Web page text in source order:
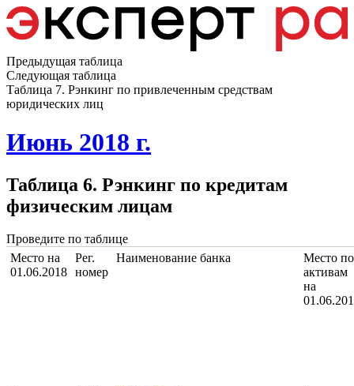
Предыдущая таблица
Следующая таблица
Таблица 7. Рэнкинг по привлеченным средствам
юридических лиц
Июнь 2018 г.
Таблица 6. Рэнкинг по кредитам
физическим лицам
Проведите по таблице
Место на
01.06.2018
Рег.
номер
Наименование банка
Место по
активам
на